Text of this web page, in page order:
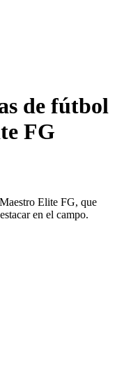
de fútbol
FG
Elite FG, que
en el campo.